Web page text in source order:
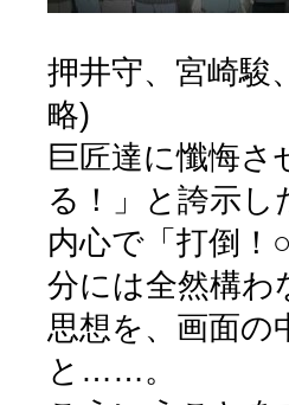
押井守、宮崎
略)
巨匠達に懺悔
る！」と誇示
内心で「打倒
分には全然構わ
思想を、画面
と……。